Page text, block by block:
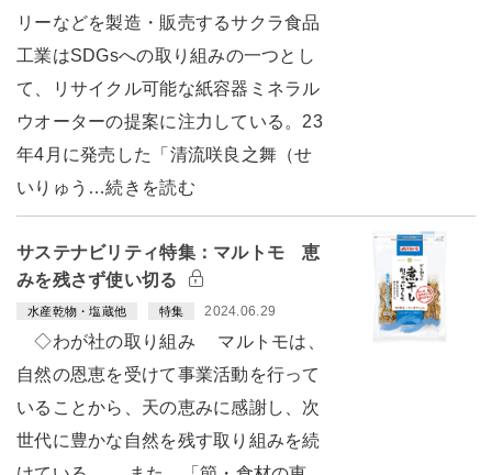
リーなどを製造・販売するサクラ食品
工業はSDGsへの取り組みの一つとし
て、リサイクル可能な紙容器ミネラル
ウオーターの提案に注力している。23
年4月に発売した「清流咲良之舞（せ
いりゅう…続きを読む
サステナビリティ特集：マルトモ 恵
みを残さず使い切る
水産乾物・塩蔵他 特集 2024.06.29
◇わが社の取り組み マルトモは、
自然の恩恵を受けて事業活動を行って
いることから、天の恵みに感謝し、次
世代に豊かな自然を残す取り組みを続